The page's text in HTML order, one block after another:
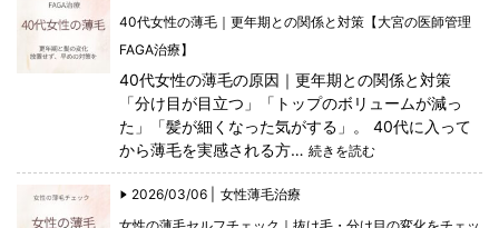
40代女性の薄毛｜更年期との関係と対策【大宮の医師管理
FAGA治療】
40代女性の薄毛の原因｜更年期との関係と対策
「分け目が目立つ」「トップのボリュームが減っ
た」「髪が細くなった気がする」。 40代に入って
から薄毛を実感される方… 続きを読む
2026/03/06 |
女性薄毛治療